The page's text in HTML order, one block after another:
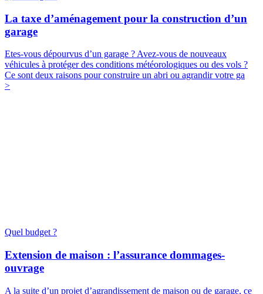
La taxe d’aménagement pour la construction d’un
garage
Etes-vous dépourvus d’un garage ? Avez-vous de nouveaux
véhicules à protéger des conditions météorologiques ou des vols ?
Ce sont deux raisons pour construire un abri ou agrandir votre ga
>
Quel budget ?
Extension de maison : l’assurance dommages-
ouvrage
A la suite d’un projet d’agrandissement de maison ou de garage, ce